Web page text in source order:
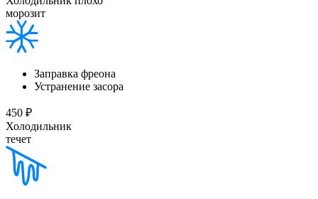
морозит
Заправка фреона
Устранение засора
450 ₽
Холодильник
течет